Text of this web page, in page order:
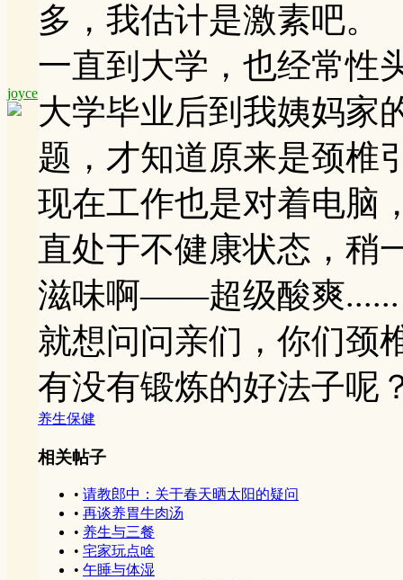
joyce
多，我估计是激素吧。
一直到大学，也经常性
大学毕业后到我姨妈家
题，才知道原来是颈椎
现在工作也是对着电脑
直处于不健康状态，稍
滋味啊——超级酸爽......
就想问问亲们，你们颈
有没有锻炼的好法子呢
养生保健
相关帖子
• 请教郎中：关于春天晒太阳的疑问
• 再谈养胃牛肉汤
• 养生与三餐
• 宅家玩点啥
• 午睡与体湿